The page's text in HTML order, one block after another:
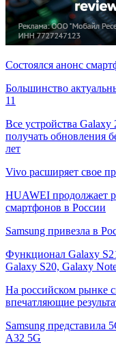
Состоялся анонс
Большинство
11
Все устройства Galaxy
получать обновления
лет
Vivo расширяет свое
HUAWEI продолжает
смартфонов в России
Samsung привезла в
Функционал Galaxy
Galaxy S20, Galaxy
На российском рынке
впечатляющие
Samsung представила
A32 5G